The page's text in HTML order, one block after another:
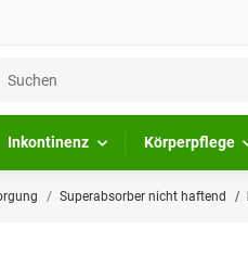
Inkontinenz Körperpflege
Superabsorber nicht haftend